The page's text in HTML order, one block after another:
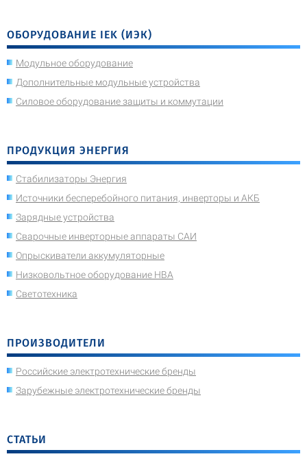
ОБОРУДОВАНИЕ IEK (ИЭК)
Модульное оборудование
Дополнительные модульные устройства
Силовое оборудование защиты и коммутации
ПРОДУКЦИЯ ЭНЕРГИЯ
Стабилизаторы Энергия
Источники бесперебойного питания, инверторы и АКБ
Зарядные устройства
Сварочные инверторные аппараты САИ
Опрыскиватели аккумуляторные
Низковольтное оборудование НВА
Светотехника
ПРОИЗВОДИТЕЛИ
Российские электротехнические бренды
Зарубежные электротехнические бренды
СТАТЬИ